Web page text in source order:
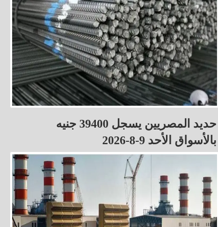
حديد المصريين يسجل 39400 جنيه
بالأسواق الأحد 9-8-2026